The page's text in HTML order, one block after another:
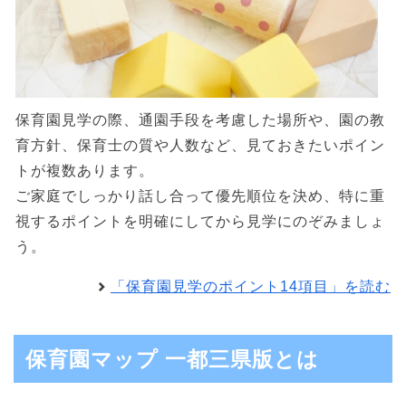
保育園見学の際、通園手段を考慮した場所や、園の教
育方針、保育士の質や人数など、見ておきたいポイン
トが複数あります。
ご家庭でしっかり話し合って優先順位を決め、特に重
視するポイントを明確にしてから見学にのぞみましょ
う。
「保育園見学のポイント14項目」を読む
保育園マップ 一都三県版とは